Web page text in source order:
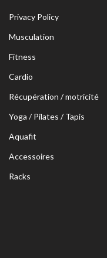
Privacy Policy
Musculation
Fitness
Cardio
Récupération / motricité
Yoga / Pilates / Tapis
Aquafit
Accessoires
Racks